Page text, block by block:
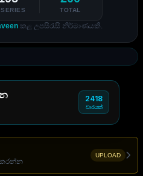
TOTAL
කළ උපසිරැසි නිර්මාණයකි.
2418
වාරයක්
කරන්න
UPLOAD